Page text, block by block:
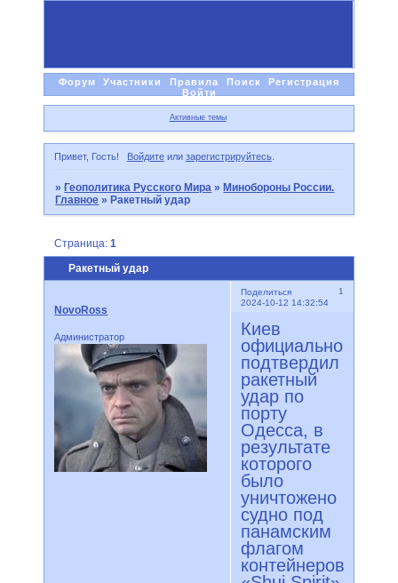
Форум Участники Правила Поиск
Регистрация
Войти
Активные темы
Привет, Гость! Войдитеили зарегистрируйтесь.
»Геополитика Русского Мира »Минобороны России.
Главное »Pакетный удар
Pакетный удар
Страница:1
Поделиться
1
2024-10-12 14:32:54
NovoRoss
Администратор
Киев
официально
подтвердил
ракетный
удар по
порту
Одесса, в
результате
которого
было
уничтожено
судно под
панамским
флагом
контейнеровоз